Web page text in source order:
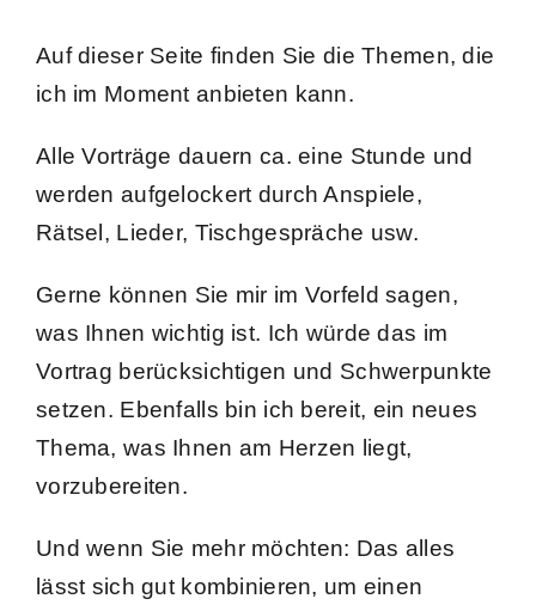
Kontakt
Auf dieser Seite finden Sie die Themen, die
ich im Moment anbieten kann.
Alle Vorträge dauern ca. eine Stunde und
werden aufgelockert durch Anspiele,
Rätsel, Lieder, Tischgespräche usw.
Gerne können Sie mir im Vorfeld sagen,
was Ihnen wichtig ist. Ich würde das im
Vortrag berücksichtigen und Schwerpunkte
setzen. Ebenfalls bin ich bereit, ein neues
Thema, was Ihnen am Herzen liegt,
vorzubereiten.
Und wenn Sie mehr möchten: Das alles
lässt sich gut kombinieren, um einen